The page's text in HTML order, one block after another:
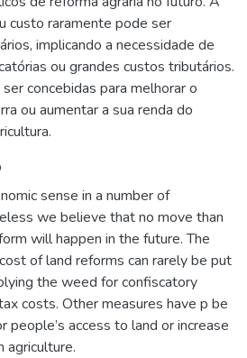
custo raramente pode ser
implicando a necessidade de
ou grandes custos tributários.
concebidas para melhorar o
ou aumentar a sua renda do
sense in a number of
we believe that no move than
will happen in the future. The
of land reforms can rarely be put
the weed for confiscatory
costs. Other measures have p be
access to land or increase
agriculture.